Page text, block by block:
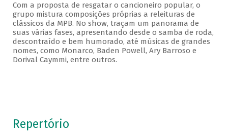
Com a proposta de resgatar o cancioneiro popular, o
grupo mistura composições próprias a releituras de
clássicos da MPB. No show, traçam um panorama de
suas várias fases, apresentando desde o samba de roda,
descontraído e bem humorado, até músicas de grandes
nomes, como Monarco, Baden Powell, Ary Barroso e
Dorival Caymmi, entre outros.
Repertório